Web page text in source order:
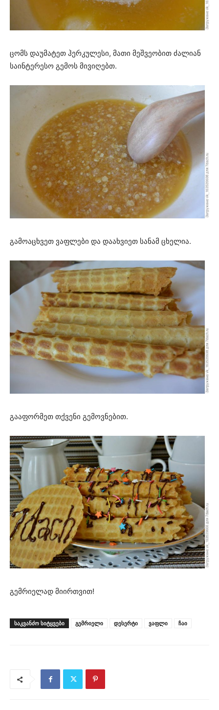
ცომს დაუმატეთ ჰერკულესი, მათი მეშვეობით ძალიან
საინტერესო გემოს მივიღებთ.
გამოაცხვეთ ვაფლები და დაახვიეთ სანამ ცხელია.
გააფორმეთ თქვენი გემოვნებით.
გემრიელად მიირთვით!
ᲡᲐᲙᲕᲐᲜᲫᲝ ᲡᲘᲢᲧᲕᲔᲑᲘ გემრიელი დესერტი ვაფლი ჩაი